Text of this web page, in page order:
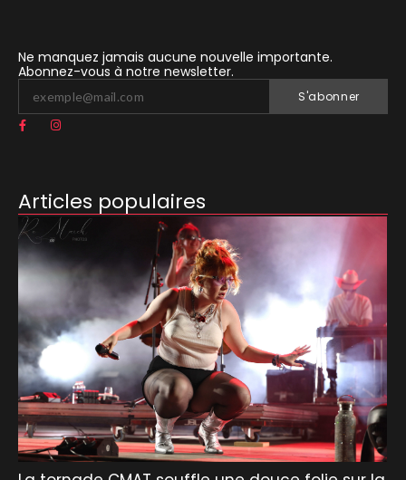
Ne manquez jamais aucune nouvelle importante.
Abonnez-vous à notre newsletter.
S'abonner
Articles populaires